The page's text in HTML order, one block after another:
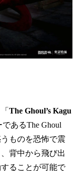
The Ghoul’s Kagu
であるThe Ghoul
ものを恐怖で震
背中から飛び出
ることが可能で